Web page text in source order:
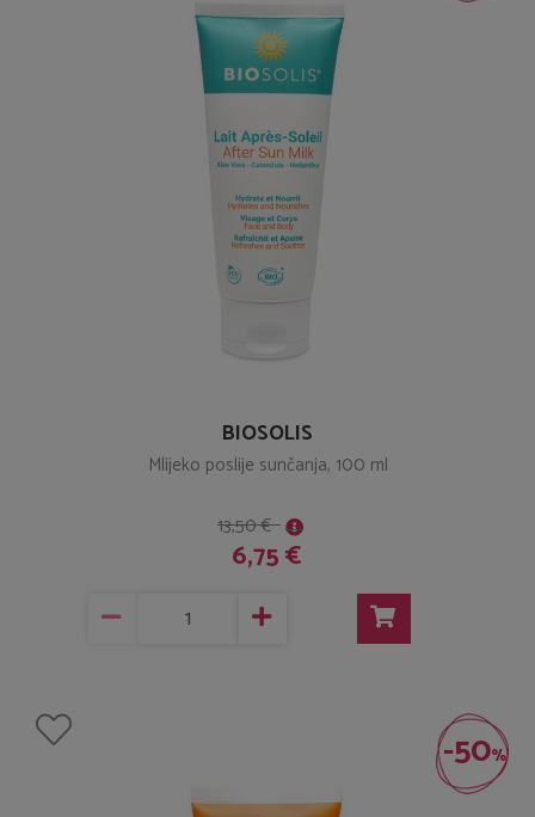
BIOSOLIS
Mlijeko poslije sunčanja, 100 ml
13,50 €
6,75 €
-50%